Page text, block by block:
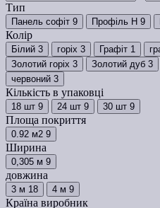
Тип
Панель софіт 9 Профіль H 9
Колір
Білий 3 горіх 3 Графіт 1
Золотий горіх 3 Золотий дуб 3
червоний 3
Кількість в упаковці
18 шт 9 24 шт 9 30 шт 9
Площа покриття
0.92 м2 9
Ширина
0,305 м 9
довжина
3 м 18 4 м 9
Країна виробник